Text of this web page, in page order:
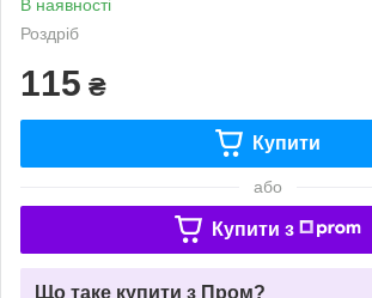
В наявності
Роздріб
115 ₴
Купити
або
Купити з
Що таке купити з Пром?